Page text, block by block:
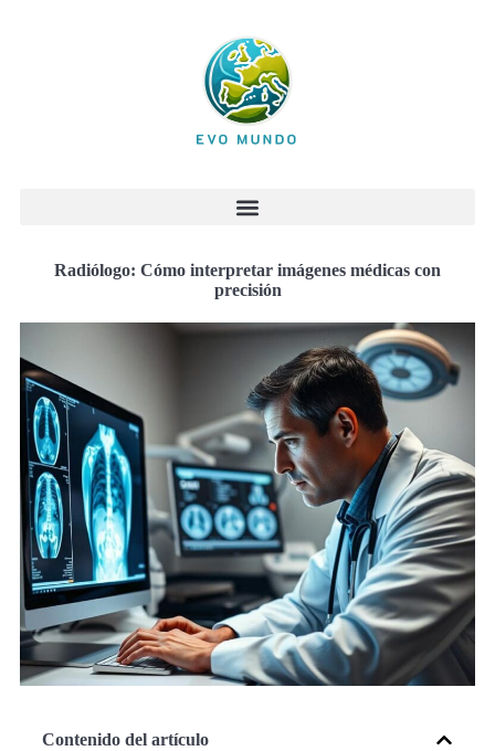
Radiólogo: Cómo interpretar imágenes médicas con
precisión
Contenido del artículo